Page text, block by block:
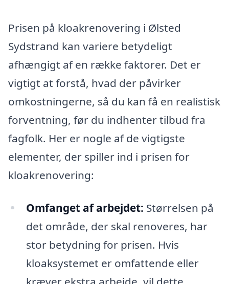
Prisen på kloakrenovering i Ølsted
Sydstrand kan variere betydeligt
afhængigt af en række faktorer. Det er
vigtigt at forstå, hvad der påvirker
omkostningerne, så du kan få en realistisk
forventning, før du indhenter tilbud fra
fagfolk. Her er nogle af de vigtigste
elementer, der spiller ind i prisen for
kloakrenovering:
Omfanget af arbejdet: Størrelsen på
det område, der skal renoveres, har
stor betydning for prisen. Hvis
kloaksystemet er omfattende eller